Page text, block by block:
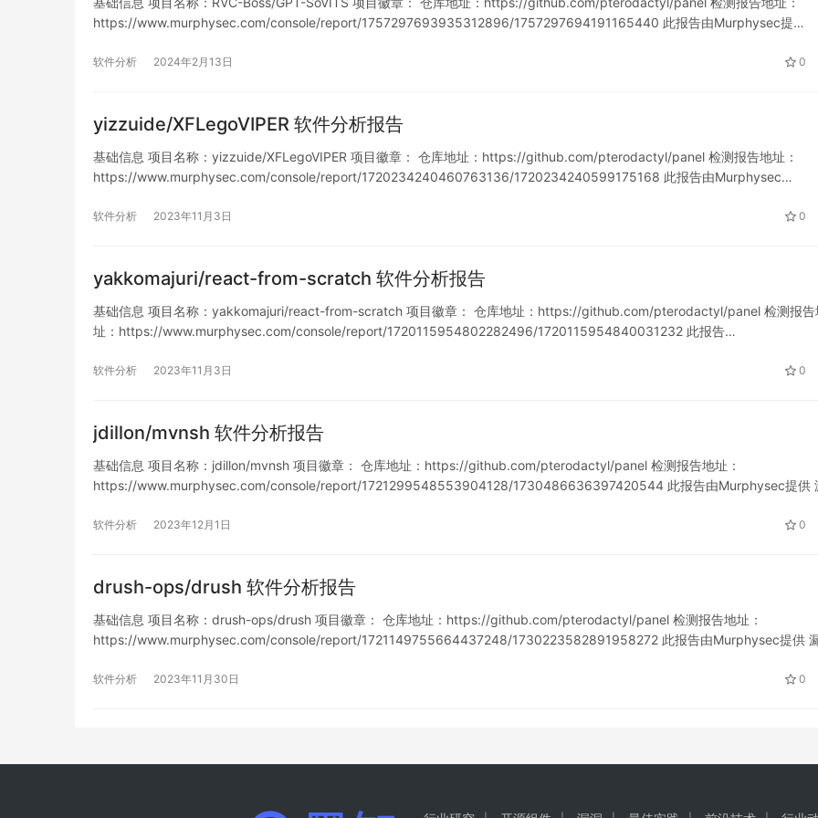
https://www.murphysec.com/console/report/1757297693935312896/1757297694191165440 此报告由Murphysec提…
软件分析 2024年2月13日 0
yizzuide/XFLegoVIPER 软件分析报告
基础信息 项目名称：yizzuide/XFLegoVIPER 项目徽章： 仓库地址：https://github.com/pterodactyl/panel 检测报告地址：
https://www.murphysec.com/console/report/1720234240460763136/1720234240599175168 此报告由Murphysec…
软件分析 2023年11月3日 0
yakkomajuri/react-from-scratch 软件分析报告
基础信息 项目名称：yakkomajuri/react-from-scratch 项目徽章： 仓库地址：https://github.com/pterodactyl/panel 检测报告
址：https://www.murphysec.com/console/report/1720115954802282496/1720115954840031232 此报告…
软件分析 2023年11月3日 0
jdillon/mvnsh 软件分析报告
基础信息 项目名称：jdillon/mvnsh 项目徽章： 仓库地址：https://github.com/pterodactyl/panel 检测报告地址：
https://www.murphysec.com/console/report/1721299548553904128/1730486636397420544 此报告由Murphysec提供
软件分析 2023年12月1日 0
drush-ops/drush 软件分析报告
基础信息 项目名称：drush-ops/drush 项目徽章： 仓库地址：https://github.com/pterodactyl/panel 检测报告地址：
https://www.murphysec.com/console/report/1721149755664437248/1730223582891958272 此报告由Murphysec提供
软件分析 2023年11月30日 0